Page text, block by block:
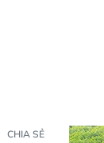
CHIA SẺ